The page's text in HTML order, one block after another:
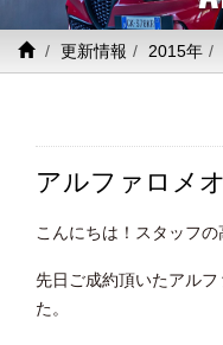
更新情報 2015年
アルファロメ
こんにちは！スタッフの
先日ご成約頂いたアル
た。